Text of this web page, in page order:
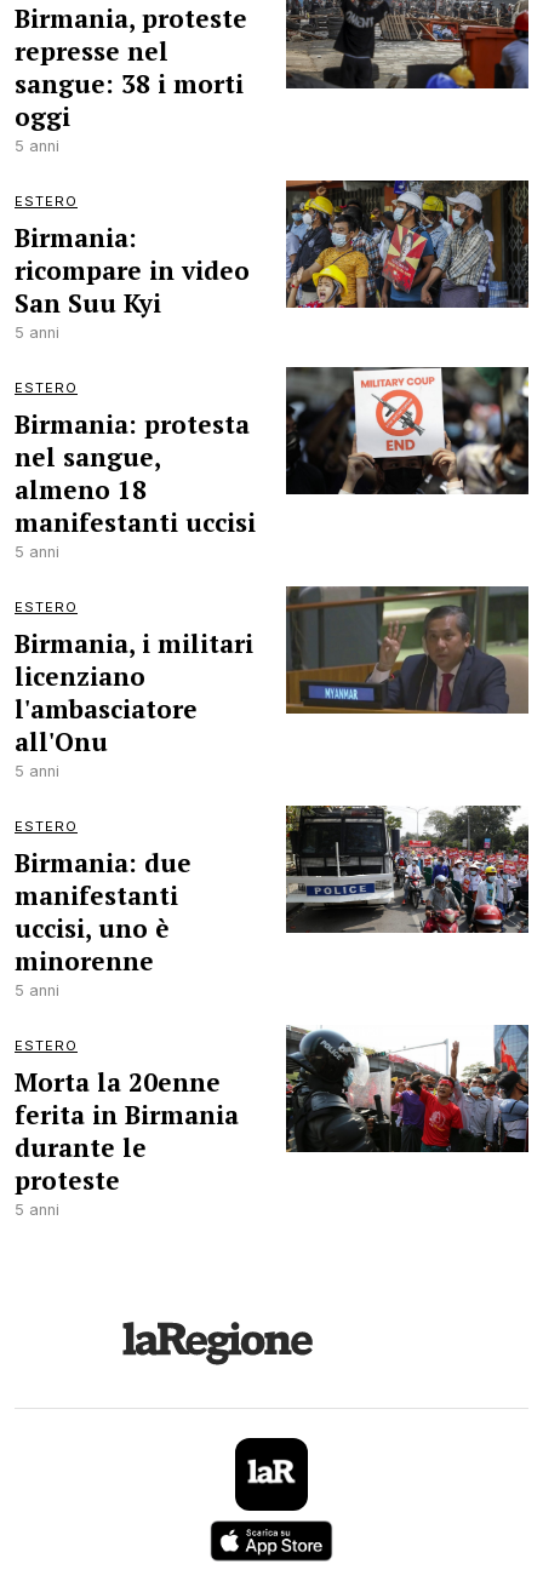
Birmania, proteste
represse nel
sangue: 38 i morti
oggi
5 anni
ESTERO
Birmania:
ricompare in video
San Suu Kyi
5 anni
ESTERO
Birmania: protesta
nel sangue,
almeno 18
manifestanti uccisi
5 anni
ESTERO
Birmania, i militari
licenziano
l'ambasciatore
all'Onu
5 anni
ESTERO
Birmania: due
manifestanti
uccisi, uno è
minorenne
5 anni
ESTERO
Morta la 20enne
ferita in Birmania
durante le
proteste
5 anni